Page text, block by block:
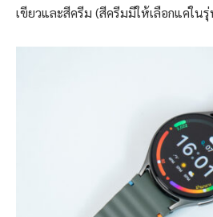
เขียวและสีครีม (สีครีมมีให้เลือกแค่ใน